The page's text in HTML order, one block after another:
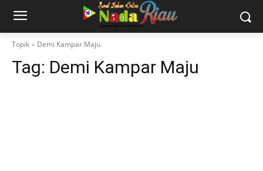
Topik Demi Kampar Maju
Tag: Demi Kampar Maju